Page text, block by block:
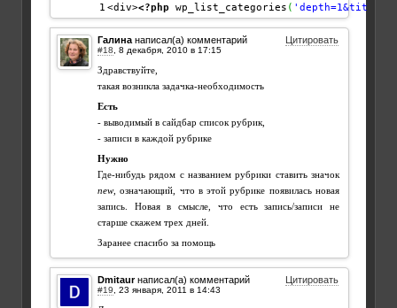
<div><?php wp_list_categories (
Галина написал(а) комментарий Цитировать
#18
Здравствуйте,
такая возникла задачка-необходимость
Есть
- выводимый в сайдбар список рубрик,
- записи в каждой рубрике
Нужно
Где-нибудь рядом с названием рубрики ставить значок
new, означающий, что в этой рубрике появилась новая
запись. Новая в смысле, что есть запись/записи не
старше скажем трех дней.
Заранее спасибо за помощь
Dmitaurнаписал(а) комментарий Цитировать
#19